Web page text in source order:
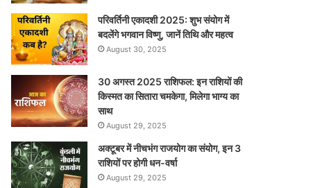
परिवर्तिनी एकादशी 2025: शुभ संयोग में
बदलेंगे भगवान विष्णु, जानें तिथि और महत्व
August 30, 2025
30 अगस्त 2025 राशिफल: इन राशियों की
किस्मत का सितारा चमकेगा, मिलेगा भाग्य का
साथ
August 29, 2025
अक्टूबर में नीचभंग राजयोग का संयोग, इन 3
राशियों पर होगी धन-वर्षा
August 29, 2025